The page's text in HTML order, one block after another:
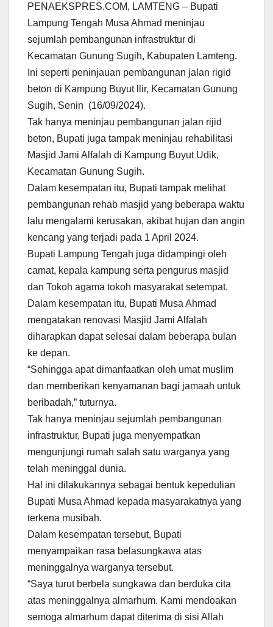
PENAEKSPRES.COM, LAMTENG – Bupati
Lampung Tengah Musa Ahmad meninjau
sejumlah pembangunan infrastruktur di
Kecamatan Gunung Sugih, Kabupaten Lamteng.
Ini seperti peninjauan pembangunan jalan rigid
beton di Kampung Buyut llir, Kecamatan Gunung
Sugih, Senin (16/09/2024).
Tak hanya meninjau pembangunan jalan rijid
beton, Bupati juga tampak meninjau rehabilitasi
Masjid Jami Alfalah di Kampung Buyut Udik,
Kecamatan Gunung Sugih.
Dalam kesempatan itu, Bupati tampak melihat
pembangunan rehab masjid yang beberapa waktu
lalu mengalami kerusakan, akibat hujan dan angin
kencang yang terjadi pada 1 April 2024.
Bupati Lampung Tengah juga didampingi oleh
camat, kepala kampung serta pengurus masjid
dan Tokoh agama tokoh masyarakat setempat.
Dalam kesempatan itu, Bupati Musa Ahmad
mengatakan renovasi Masjid Jami Alfalah
diharapkan dapat selesai dalam beberapa bulan
ke depan.
“Sehingga apat dimanfaatkan oleh umat muslim
dan memberikan kenyamanan bagi jamaah untuk
beribadah,” tuturnya.
Tak hanya meninjau sejumlah pembangunan
infrastruktur, Bupati juga menyempatkan
mengunjungi rumah salah satu warganya yang
telah meninggal dunia.
Hal ini dilakukannya sebagai bentuk kepedulian
Bupati Musa Ahmad kepada masyarakatnya yang
terkena musibah.
Dalam kesempatan tersebut, Bupati
menyampaikan rasa belasungkawa atas
meninggalnya warganya tersebut.
“Saya turut berbela sungkawa dan berduka cita
atas meninggalnya almarhum. Kami mendoakan
semoga almarhum dapat diterima di sisi Allah